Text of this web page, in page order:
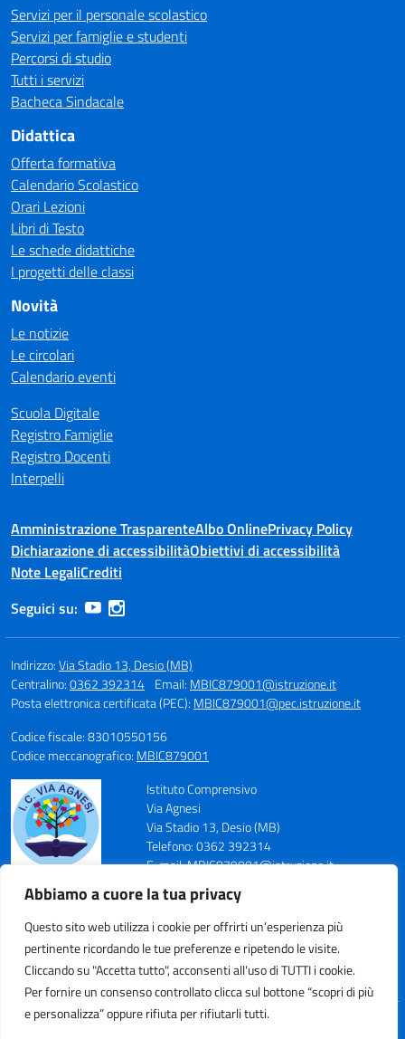
Abbiamo a cuore la tua privacy
Questo sito web utilizza i cookie per offrirti un’esperienza più
pertinente ricordando le tue preferenze e ripetendo le visite.
Cliccando su "Accetta tutto", acconsenti all'uso di TUTTI i cookie.
Per fornire un consenso controllato clicca sul bottone “scopri di più
e personalizza” oppure rifiuta per rifiutarli tutti.
Servizi per il personale scolastico
Servizi per famiglie e studenti
Percorsi di studio
Tutti i servizi
Bacheca Sindacale
Didattica
Offerta formativa
Calendario Scolastico
Orari Lezioni
Libri di Testo
Le schede didattiche
I progetti delle classi
Novità
Le notizie
Le circolari
Calendario eventi
Scuola Digitale
Registro Famiglie
Registro Docenti
Interpelli
Amministrazione TrasparenteAlbo OnlinePrivacy Policy
Dichiarazione di accessibilitàObiettivi di accessibilità
Note LegaliCrediti
Seguici su:
Indirizzo:Via Stadio 13, Desio (MB)
Centralino:0362 392314 Email: MBIC879001@istruzione.it
Posta elettronica certificata (PEC): MBIC879001@pec.istruzione.it
Codice fiscale: 83010550156
Codice meccanografico: MBIC879001
Istituto Comprensivo
Via Agnesi
Via Stadio 13, Desio (MB)
Telefono: 0362 392314
E-mail: MBIC879001@istruzione.it
PEC: MBIC879001@pec.istruzione.it
Codice Meccanografico: MBIC879001
Codice Fiscale: 83010550156